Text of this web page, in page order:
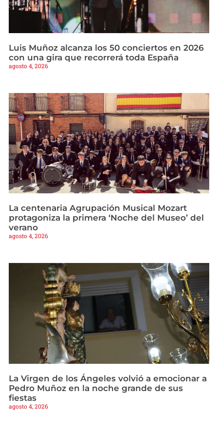
Luis Muñoz alcanza los 50 conciertos en 2026
con una gira que recorrerá toda España
agosto 4, 2026
La centenaria Agrupación Musical Mozart
protagoniza la primera ‘Noche del Museo’ del
verano
agosto 4, 2026
La Virgen de los Ángeles volvió a emocionar a
Pedro Muñoz en la noche grande de sus
fiestas
agosto 4, 2026